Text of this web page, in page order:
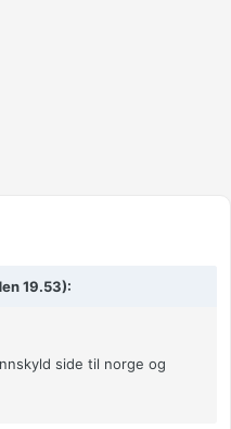
19.53):
side til norge og